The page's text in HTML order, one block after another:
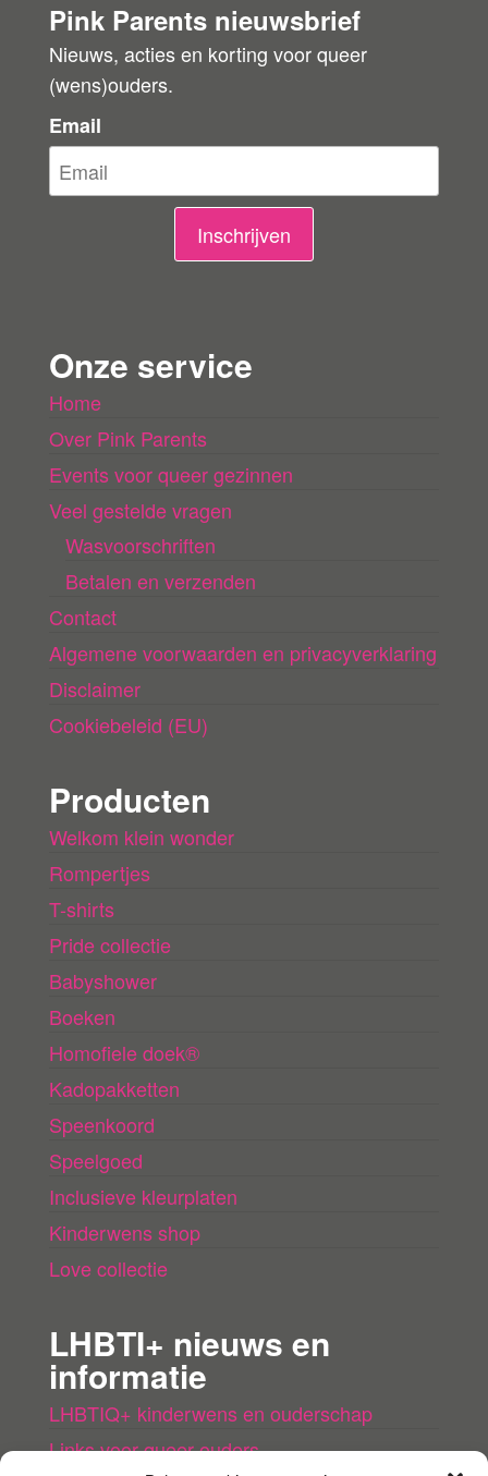
o
r
i
g
Pink Parents nieuwsbrief
Nieuws, acties en korting voor queer
(wens)ouders.
Email
Inschrijven
Onze service
Home
Over Pink Parents
Events voor queer gezinnen
Veel gestelde vragen
Wasvoorschriften
Betalen en verzenden
Contact
Algemene voorwaarden en privacyverklaring
Disclaimer
Cookiebeleid (EU)
Producten
Welkom klein wonder
Rompertjes
T-shirts
Pride collectie
Babyshower
Boeken
Homofiele doek®
Kadopakketten
Speenkoord
Speelgoed
Inclusieve kleurplaten
Kinderwens shop
Love collectie
LHBTI+ nieuws en
informatie
LHBTIQ+ kinderwens en ouderschap
Links voor queer ouders